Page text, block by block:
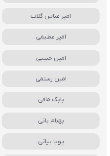
امیر عباس گلاب
امیر عظیمی
امین حبیبی
امین رستمی
بابک مافی
بهنام بانی
پویا بیاتی